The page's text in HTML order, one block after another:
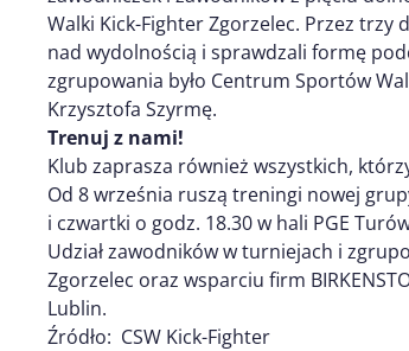
Walki Kick-Fighter Zgorzelec. Przez
nad wydolnością i sprawdzali formę
zgrupowania było Centrum Sportów
Krzysztofa Szyrmę.
Trenuj z nami!
Klub zaprasza również wszystkich,
Od 8 września ruszą treningi nowej
i czwartki o godz. 18.30 w hali PGE
Udział zawodników w turniejach i
Zgorzelec oraz wsparciu firm
Lublin.
Źródło: CSW Kick-Fighter